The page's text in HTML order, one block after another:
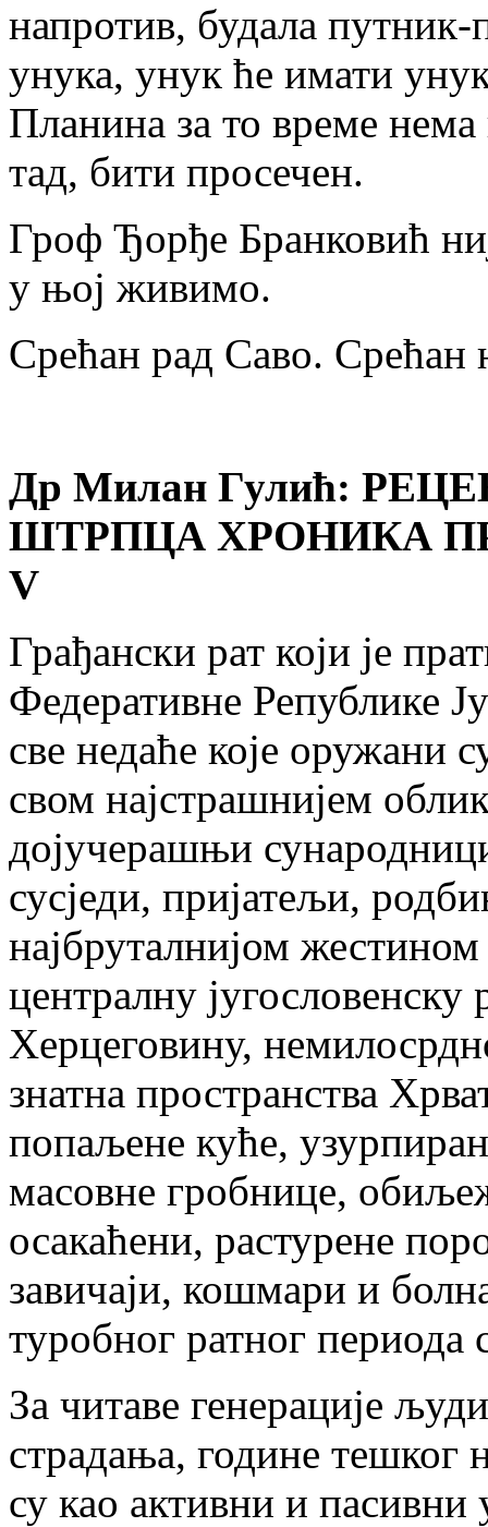
напротив, будала
унука, унук ће имати
Планина за то време
тад, бити просечен.
Гроф Ђорђе Бранковић
у њој живимо.
Срећан рад Саво.
Др Милан Гулић:
ШТРПЦА ХРОНИКА
V
Грађански рат који је
Федеративне Републике
све недаће које оружани
свом најстрашнијем
дојучерашњи
сусједи, пријатељи,
најбруталнијом
централну
Херцеговину,
знатна пространства
попаљене куће,
масовне гробнице,
осакаћени, растурене
завичаји, кошмари и
туробног ратног периода
За читаве генерације
страдања, године тешког
су као активни и